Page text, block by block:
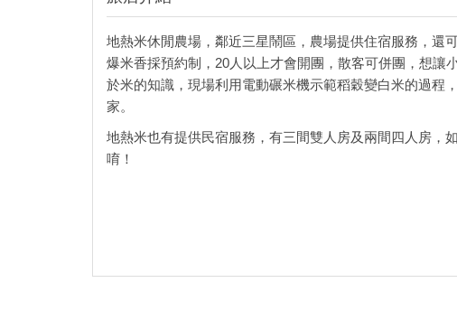
地熱米休閒農場，鄰近三星鬧區，農場提供住宿服務，還
爆米香採預約制，20人以上才會開團，散客可併團，想讓
於米的知識，現場利用電動碾米機示範稻穀變白米的過程
家。
地熱米也有提供民宿服務，有三間雙人房及兩間四人房，
唷！